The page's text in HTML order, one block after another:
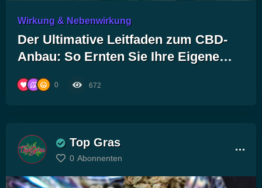
Wirkung & Nebenwirkung
Der Ultimative Leitfaden zum CBD-
Anbau: So Ernten Sie Ihre Eigene
0 672
Top Gras
0 Abonnenten